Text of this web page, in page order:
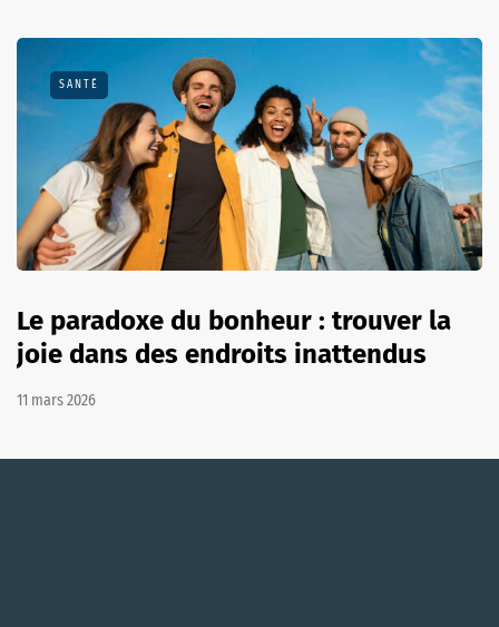
SANTÉ
Le paradoxe du bonheur : trouver la
joie dans des endroits inattendus
11 mars 2026